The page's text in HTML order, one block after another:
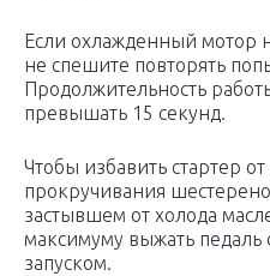
Если охлажденный мотор
не спешите повторять
Продолжительность
превышать 15 секунд.
Чтобы избавить стартер
прокручивания
застывшем от холода
максимуму выжать педаль
запуском.